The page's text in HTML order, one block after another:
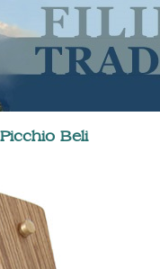
Beli